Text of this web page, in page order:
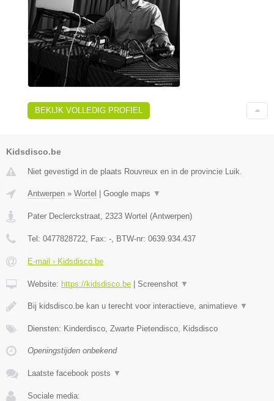
BEKIJK VOLLEDIG PROFIEL
Kidsdisco.be
Niet gevestigd in de plaats Rouvreux en in de provincie Luik.
Antwerpen » Wortel Google maps ▼
Pater Declerckstraat, 2323 Wortel (Antwerpen)
Tel: 0477828722, Fax: -, BTW-nr: 0639.934.437
E-mail › Kidsdisco.be
Website: https://kidsdisco.be Screenshot ▼
Bij kidsdisco.be kan u terecht voor interactieve, animatieve ▼
Diensten: Kinderdisco, Zwarte Pietendisco, Kidsdisco
Openingstijden onbekend
Laatste facebook posts ▼
Sociale media: